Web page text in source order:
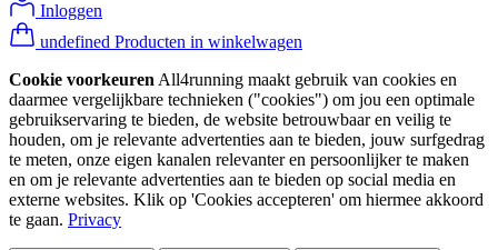
Inloggen
undefined Producten in winkelwagen
Cookie voorkeuren All4running maakt gebruik van cookies en
daarmee vergelijkbare technieken ("cookies") om jou een optimale
gebruikservaring te bieden, de website betrouwbaar en veilig te
houden, om je relevante advertenties aan te bieden, jouw surfgedrag
te meten, onze eigen kanalen relevanter en persoonlijker te maken
en om je relevante advertenties aan te bieden op social media en
externe websites. Klik op 'Cookies accepteren' om hiermee akkoord
te gaan. Privacy